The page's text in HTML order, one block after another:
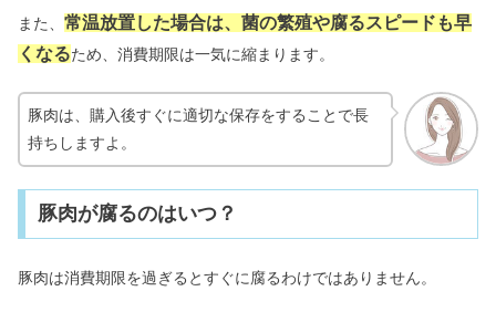
また、 常温放置した場合は、菌の繁殖や腐るスピードも早
くなるため、消費期限は一気に縮まります。
豚肉は、購入後すぐに適切な保存をすることで長
持ちしますよ。
豚肉が腐るのはいつ？
豚肉は消費期限を過ぎるとすぐに腐るわけではありません。